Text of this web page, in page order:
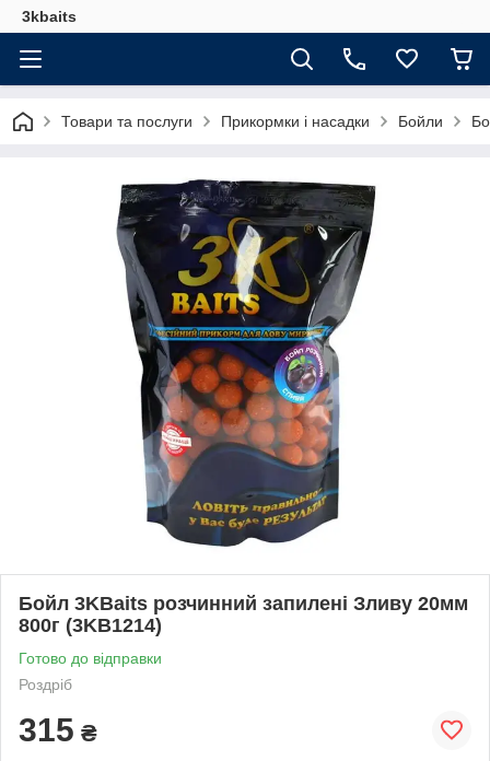
3kbaits
Товари та послуги Прикормки і насадки Бойли
Бойл 3KBaits розчинний запилені Зливу 20мм
800г (3KB1214)
Готово до відправки
Роздріб
315 ₴